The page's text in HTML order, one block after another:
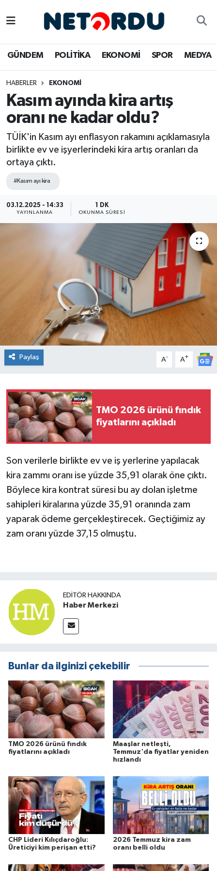
GÜNDEM POLİTİKA EKONOMİ SPOR MEDYA
HABERLER EKONOMİ
Kasım ayında kira artış
oranı ne kadar oldu?
TÜİK'in Kasım ayı enflasyon rakamını açıklamasıyla
birlikte ev ve işyerlerindeki kira artış oranları da
ortaya çıktı.
#Kasım ayı kira
03.12.2025 - 14:33
YAYINLANMA
1 DK
OKUNMA SÜRESI
Paylaş A- A+
TMO 2026 ürünü fındık
fiyatlarını açıkladı
Son verilerle birlikte ev ve iş yerlerine yapılacak
kira zammı oranı ise yüzde 35,91 olarak öne çıktı.
Böylece kira kontrat süresi bu ay dolan işletme
sahipleri kiralarına yüzde 35,91 oranında zam
yaparak ödeme gerçekleştirecek. Geçtiğimiz ay
zam oranı yüzde 37,15 olmuştu.
EDITÖR HAKKINDA
Haber Merkezi
Bunlar da ilginizi çekebilir
TMO 2026 ürünü fındık
fiyatlarını açıkladı
Maaşlar netleşti,
Temmuz'da fiyatlar yeniden
hızlandı
CHP Lideri Kılıçdaroğlu:
Üreticiyi kim perişan etti?
2026 Temmuz kira zam
oranı belli oldu
DÜNYA
EKONOMİ
EMLAK
GÜNDEM
İNSAN
KULTUR-SANAT
MAGAZİN
MEDYA
OTOMOBİL
ÖZEL HABER
RÖPORTAJ
SAĞLIK
SPOR
TEKNOLOJİ
TURİZM
Namaz Vakitleri
Trafik Durumu
Süper Lig Puan Durumu ve Fikstür
Tüm Manşetler
Son Dakika Haberleri
Haber Arşivi